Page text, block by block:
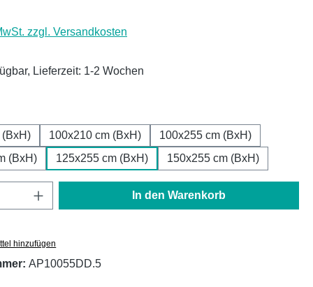
zzgl. Versandkosten
Lieferzeit: 1-2 Wochen
100x210 cm (BxH)
100x255 cm (BxH)
(BxH)
125x255 cm (BxH) 150x255 cm (BxH)
Anzahl: Gib den gewünschten Wert ein
In den Warenkorb
hinzufügen
AP10055DD.5